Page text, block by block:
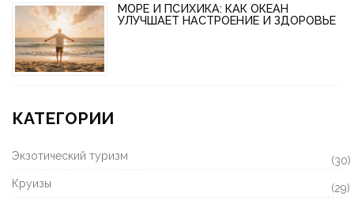
МОРЕ И ПСИХИКА: КАК ОКЕАН
УЛУЧШАЕТ НАСТРОЕНИЕ И ЗДОРОВЬЕ
КАТЕГОРИИ
Экзотический туризм
(30)
Круизы
(29)